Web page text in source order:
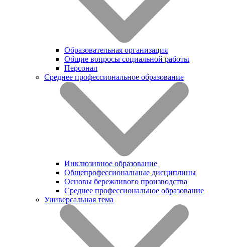
Образовательная организация
Общие вопросы социальной работы
Персонал
Среднее профессиональное образование
Инклюзивное образование
Общепрофессиональные дисциплины
Основы бережливого производства
Среднее профессиональное образование
Универсальная тема